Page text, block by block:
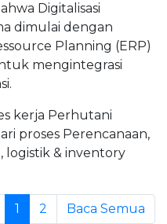
Digitalisasi
dimulai dengan
Planning (ERP)
mengintegrasi
kerja Perhutani
proses Perencanaan,
logistik & inventory
1 2 Baca Semua